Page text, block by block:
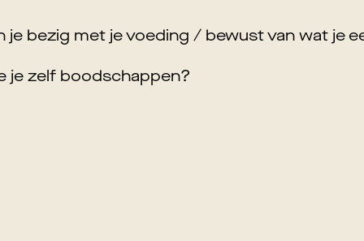
je bezig met je voeding / bewust van wat je
je zelf boodschappen?